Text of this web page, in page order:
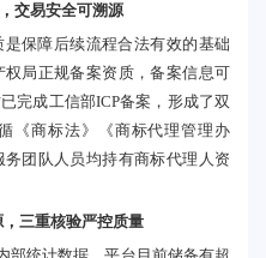
交易安全可溯源
保障后续流程合法有效的基础
局正规备案资质，备案信息可
完成工信部ICP备案，形成了双
《商标法》《商标代理管理办
团队人员均持有商标代理人资
三重核验严控质量